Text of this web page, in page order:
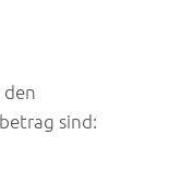
sind: